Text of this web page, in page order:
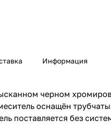
Информация
черном
оснащён
поставляется без